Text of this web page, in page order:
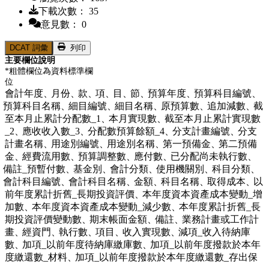
下載次數： 35
意見數： 0
DCAT 詞彙
列印
主要欄位說明
*粗體欄位為資料標準欄
位
會計年度、 月份、款、項、 目、節、預算年度、預算科目編號、
預算科目名稱、細目編號、細目名稱、原預算數、追加減數、截
至本月止累計分配數_1、本月實現數、截至本月止累計實現數
_2、應收收入數_3、分配數預算餘額_4、分支計畫編號、分支
計畫名稱、用途別編號、用途別名稱、第一預備金、第二預備
金、經費流用數、預算調整數、應付數、已分配尚未執行數、
備註_預暫付數、基金別、會計分類、使用機關別、科目分類、
會計科目編號、會計科目名稱、金額、科目名稱、取得成本、 以
前年度累計折舊_長期投資評價、本年度資本資產成本變動_增
加數、本年度資本資產成本變動_減少數、本年度累計折舊_長
期投資評價變動數、期末帳面金額、備註、業務計畫或工作計
畫、經資門、執行數、項目、收入實現數、減項_收入待納庫
數、加項_以前年度待納庫繳庫數、加項_以前年度撥款於本年
度繳還數_材料、加項_以前年度撥款於本年度繳還數_存出保